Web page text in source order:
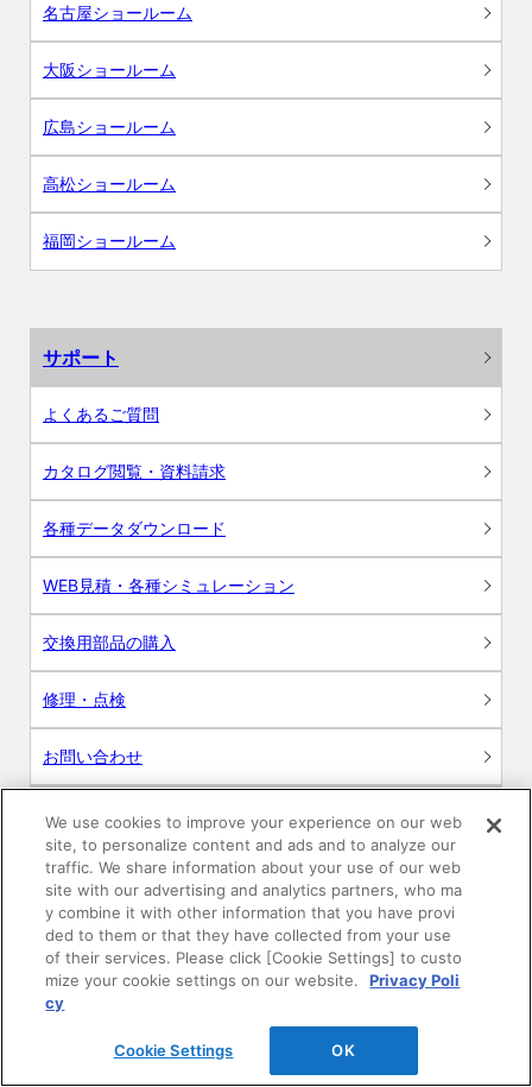
名古屋ショールーム
大阪ショールーム
広島ショールーム
高松ショールーム
福岡ショールーム
サポート
よくあるご質問
カタログ閲覧・資料請求
各種データダウンロード
WEB見積・各種シミュレーション
交換用部品の購入
修理・点検
お問い合わせ
建築・設計関係者様向けサイト
ユーザー登録サービス
WEB見積システム
We use cookies to improve your experience on our web
site, to personalize content and ads and to analyze our
traffic. We share information about your use of our web
site with our advertising and analytics partners, who ma
y combine it with other information that you have provi
ded to them or that they have collected from your use
of their services. Please click [Cookie Settings] to custo
mize your cookie settings on our website.
Privacy Poli
cy
Cookie Settings OK